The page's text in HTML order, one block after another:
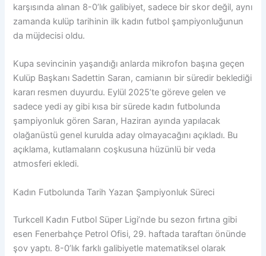
karşısında alınan 8-0’lık galibiyet, sadece bir skor değil, aynı
zamanda kulüp tarihinin ilk kadın futbol şampiyonluğunun
da müjdecisi oldu.
Kupa sevincinin yaşandığı anlarda mikrofon başına geçen
Kulüp Başkanı Sadettin Saran, camianın bir süredir beklediği
kararı resmen duyurdu. Eylül 2025’te göreve gelen ve
sadece yedi ay gibi kısa bir sürede kadın futbolunda
şampiyonluk gören Saran, Haziran ayında yapılacak
olağanüstü genel kurulda aday olmayacağını açıkladı. Bu
açıklama, kutlamaların coşkusuna hüzünlü bir veda
atmosferi ekledi.
Kadın Futbolunda Tarih Yazan Şampiyonluk Süreci
Turkcell Kadın Futbol Süper Ligi’nde bu sezon fırtına gibi
esen Fenerbahçe Petrol Ofisi, 29. haftada taraftarı önünde
şov yaptı. 8-0’lık farklı galibiyetle matematiksel olarak